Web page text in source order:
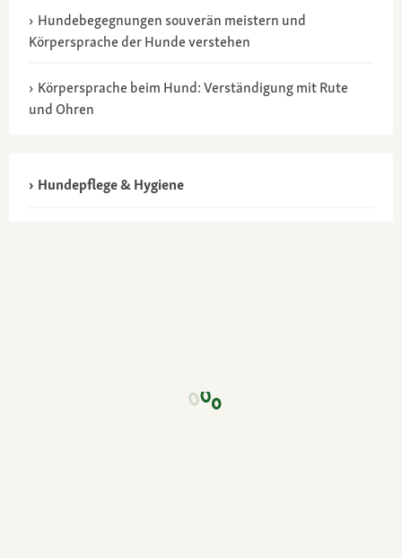
Hundebegegnungen souverän meistern und
Körpersprache der Hunde verstehen
Körpersprache beim Hund: Verständigung mit Rute
und Ohren
Hundepflege & Hygiene